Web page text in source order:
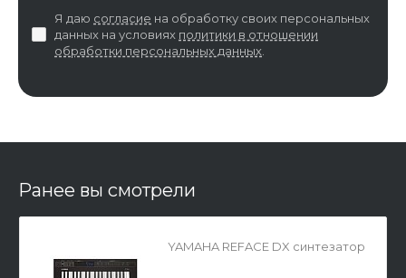
Я даю согласие на обработку своих персональных
данных на условиях политики в отношении
обработки персональных данных
Ранее вы смотрели
YAMAHA REFACE DX синтезатор